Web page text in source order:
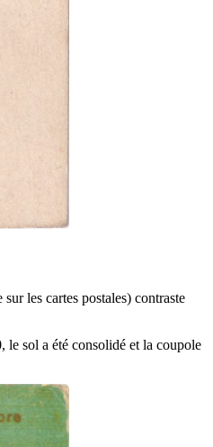
les cartes postales) contraste
le sol a été consolidé et la coupole